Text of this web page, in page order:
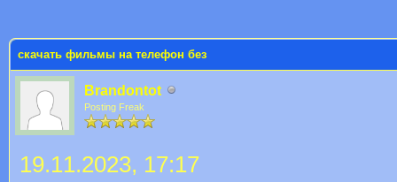
скачать фильмы на телефон без
Brandontot
Posting Freak
19.11.2023, 17:17